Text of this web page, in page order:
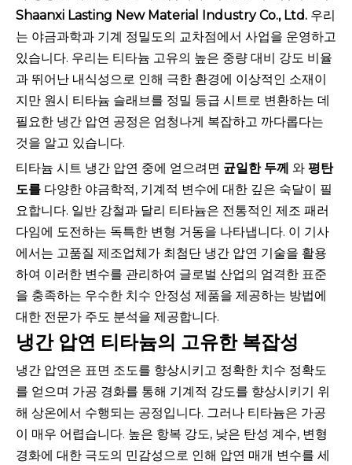
Shaanxi Lasting New Material Industry Co., Ltd. 우리
는 야금과학과 기계 정밀도의 교차점에서 사업을 운영하고
있습니다. 우리는 티타늄 고유의 높은 중량 대비 강도 비율
과 뛰어난 내식성으로 인해 극한 환경에 이상적인 소재이
지만 원시 티타늄 슬래브를 정밀 등급 시트로 변환하는 데
필요한 냉간 압연 공정은 엄청나게 복잡하고 까다롭다는
것을 알고 있습니다.
티타늄 시트 냉간 압연 중에 얻으려면 균일한 두께 와 평탄
도를 다양한 야금학적, 기계적 변수에 대한 깊은 숙달이 필
요합니다. 일반 강철과 달리 티타늄은 전통적인 제조 패러
다임에 도전하는 독특한 변형 거동을 나타냅니다. 이 기사
에서는 고품질 제조업체가 최첨단 냉간 압연 기술을 활용
하여 이러한 변수를 관리하여 글로벌 산업의 엄격한 표준
을 충족하는 우수한 치수 안정성 제품을 제공하는 방법에
대한 전문가 주도 분석을 제공합니다.
냉간 압연 티타늄의 고유한 복잡성
냉간 압연은 표면 조도를 향상시키고 정확한 치수 정확도
를 얻으며 가공 경화를 통해 기계적 강도를 향상시키기 위
해 상온에서 수행되는 공정입니다. 그러나 티타늄은 가공
이 매우 어렵습니다. 높은 항복 강도, 낮은 탄성 계수, 변형
경화에 대한 극도의 민감성으로 인해 압연 매개 변수를 세